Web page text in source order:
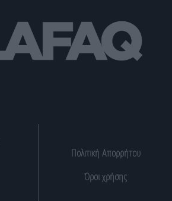
Πολιτική Απορρήτου
Όροι χρήσης